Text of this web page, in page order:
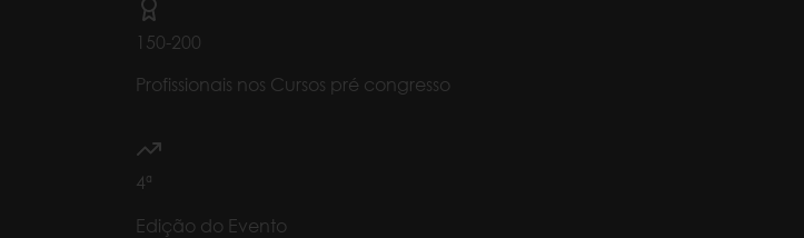
150-200
Profissionais nos Cursos pré congresso
4ª
Edição do Evento